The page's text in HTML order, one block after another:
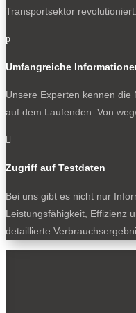
Transportsektor revolutioniert.
p
Umfangreiche
Unsere Experten kennen
auf dem Laufenden. Von

Zugriff auf Testdaten
Bei uns gibt es nicht nur
Leistungsfähigkeit, Effizienz
detaillierte